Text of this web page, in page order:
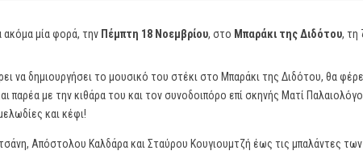
ακόμα μία φορά, την Πέμπτη 18 Νοεμβρίου, στο Μπαράκι της Διδότου, τη
να δημιουργήσει το μουσικό του στέκι στο Μπαράκι της Διδότου, θα
παρέα με την κιθάρα του και τον συνοδοιπόρο επί σκηνής Ματί
και κέφι!
Απόστολου Καλδάρα και Σταύρου Κουγιουμτζή έως τις μπαλάντες των